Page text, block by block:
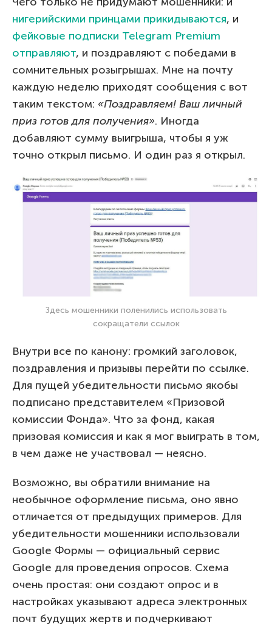
нигерийскими принцами прикидываются, и
фейковые подписки Telegram Premium
отправляют, и поздравляют с победами в
сомнительных розыгрышах. Мне на почту
каждую неделю приходят сообщения с вот
таким текстом: «Поздравляем! Ваш личный
приз готов для получения». Иногда
добавляют сумму выигрыша, чтобы я уж
точно открыл письмо. И один раз я открыл.
Здесь мошенники поленились использовать
сокращатели ссылок
Внутри все по канону: громкий заголовок,
поздравления и призывы перейти по ссылке.
Для пущей убедительности письмо якобы
подписано представителем «Призовой
комиссии Фонда». Что за фонд, какая
призовая комиссия и как я мог выиграть в том,
в чем даже не участвовал — неясно.
Возможно, вы обратили внимание на
необычное оформление письма, оно явно
отличается от предыдущих примеров. Для
убедительности мошенники использовали
Google Формы — официальный сервис
Google для проведения опросов. Схема
очень простая: они создают опрос и в
настройках указывают адреса электронных
почт будущих жертв и подчеркивают